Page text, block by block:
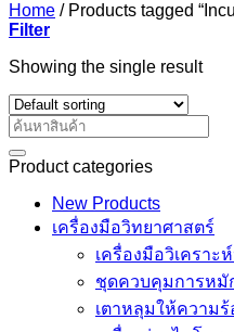
Home /Products tagged
Filter
Showing the single result
Search
for:
Product categories
New Products
เครื่องมือวิทยาศาสตร์
เครื่องมือวิเครา
ชุดควบคุมการหมั
เตาหลุมให้ความ